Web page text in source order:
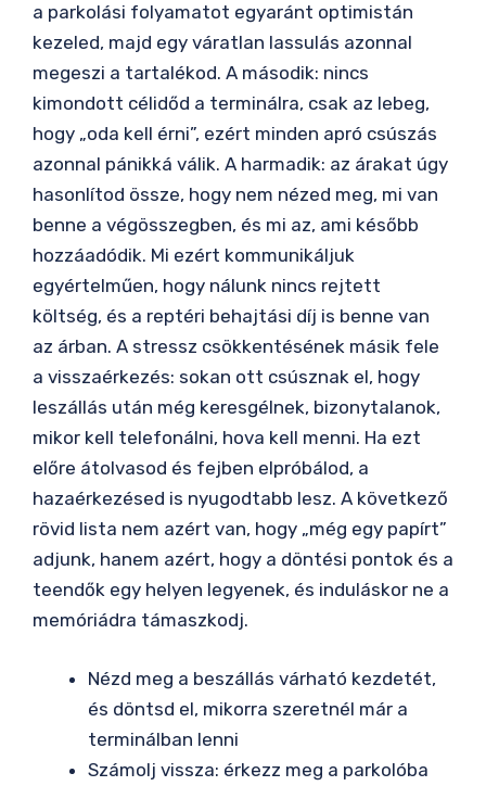
a parkolási folyamatot egyaránt optimistán
kezeled, majd egy váratlan lassulás azonnal
megeszi a tartalékod. A második: nincs
kimondott célidőd a terminálra, csak az lebeg,
hogy „oda kell érni”, ezért minden apró csúszás
azonnal pánikká válik. A harmadik: az árakat úgy
hasonlítod össze, hogy nem nézed meg, mi van
benne a végösszegben, és mi az, ami később
hozzáadódik. Mi ezért kommunikáljuk
egyértelműen, hogy nálunk nincs rejtett
költség, és a reptéri behajtási díj is benne van
az árban. A stressz csökkentésének másik fele
a visszaérkezés: sokan ott csúsznak el, hogy
leszállás után még keresgélnek, bizonytalanok,
mikor kell telefonálni, hova kell menni. Ha ezt
előre átolvasod és fejben elpróbálod, a
hazaérkezésed is nyugodtabb lesz. A következő
rövid lista nem azért van, hogy „még egy papírt”
adjunk, hanem azért, hogy a döntési pontok és a
teendők egy helyen legyenek, és induláskor ne a
memóriádra támaszkodj.
Nézd meg a beszállás várható kezdetét,
és döntsd el, mikorra szeretnél már a
terminálban lenni
Számolj vissza: érkezz meg a parkolóba